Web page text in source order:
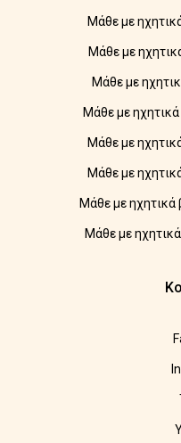
Μάθε με
Μάθε με
Μάθε με
Μάθε με ηχητικά
Μάθε με
Μάθε με
Μάθε με ηχητικά
Μάθε με